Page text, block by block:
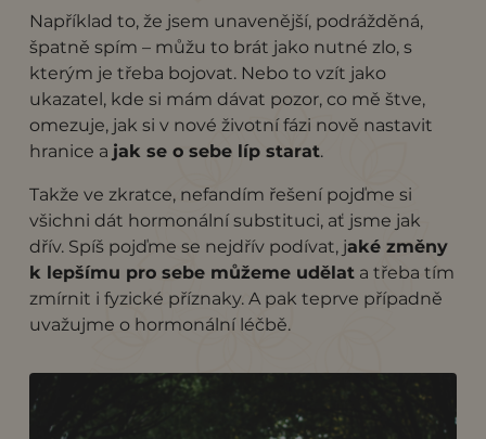
Například to, že jsem unavenější, podrážděná,
špatně spím – můžu to brát jako nutné zlo, s
kterým je třeba bojovat. Nebo to vzít jako
ukazatel, kde si mám dávat pozor, co mě štve,
omezuje, jak si v nové životní fázi nově nastavit
hranice a jak se o sebe líp starat.
Takže ve zkratce, nefandím řešení pojďme si
všichni dát hormonální substituci, ať jsme jak
dřív. Spíš pojďme se nejdřív podívat, jaké změny
k lepšímu pro sebe můžeme udělata třeba tím
zmírnit i fyzické příznaky. A pak teprve případně
uvažujme o hormonální léčbě.